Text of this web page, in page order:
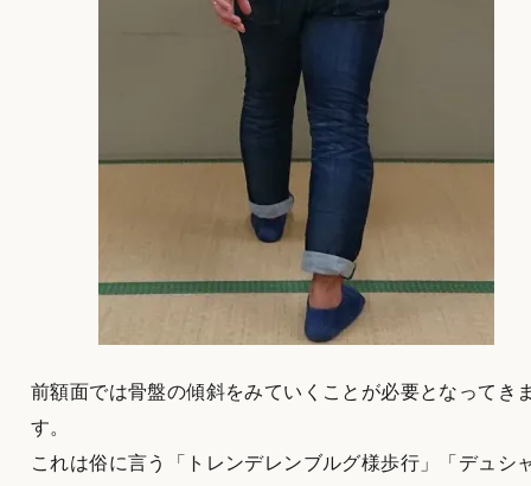
前額面では骨盤の傾斜をみていくことが必要となってき
す。
これは俗に言う「トレンデレンブルグ様歩行」「デュシ